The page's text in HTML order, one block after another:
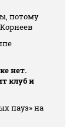
потому
нет.
клуб и
пауз» на